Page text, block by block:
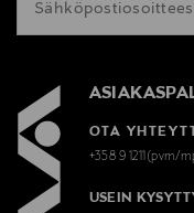
OTA
+358 9 1211(pvm/
USEIN